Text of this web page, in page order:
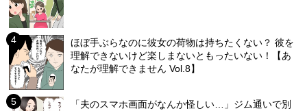
ほぼ手ぶらなのに彼女の荷物は持ちたくない？ 彼を
理解できないけど楽しまないともったいない！【あ
なたが理解できません Vol.8】
「夫のスマホ画面がなんか怪しい…」ジム通いで別